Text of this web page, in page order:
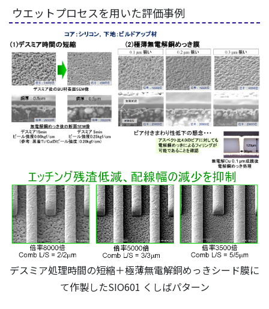
ウエットプロセスを用いた評価事例
デスミア処理時間の短縮＋極薄無電解銅めっきシード膜に
て作製したSIO601 くしばパターン